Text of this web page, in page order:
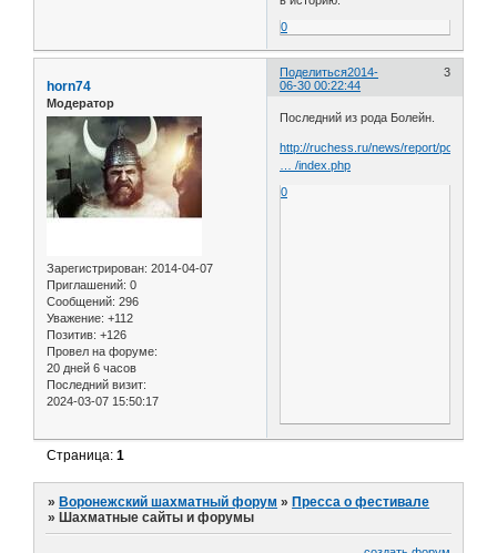
0
Поделиться 3
2014-
06-30 00:22:44
horn74
Модератор
Зарегистрирован: 2014-04-07
Приглашений: 0
Сообщений: 296
Уважение: +112
Позитив: +126
Провел на форуме:
20 дней 6 часов
Последний визит:
2024-03-07 15:50:17
Последний из рода Болейн.
http://ruchess.ru/news/report/poslednij
… /index.php
0
Страница:1
»Воронежский шахматный форум »Пресса о фестивале
»Шахматные сайты и форумы